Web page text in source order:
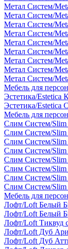
Метал Систем/
Метал Систем/
Метал Систем/
Метал Систем/
Метал Систем/
Метал Систем/
Метал Систем/
Метал Систем/
Метал Систем/
Мебель для
Эстетика/Estetica
Эстетика/Estetica
Мебель для
Слим Систем/Slim
Слим Систем/Slim
Слим Систем/Slim
Слим Систем/Slim
Слим Систем/Slim
Слим Систем/Slim
Слим Систем/Slim
Слим Систем/Slim
Мебель для
Лофт/Loft Белый
Лофт/Loft Белый
Лофт/Loft Тиквуд
Лофт/Loft Дуб
Лофт/Loft Дуб